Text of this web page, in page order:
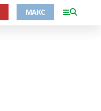
МАКС